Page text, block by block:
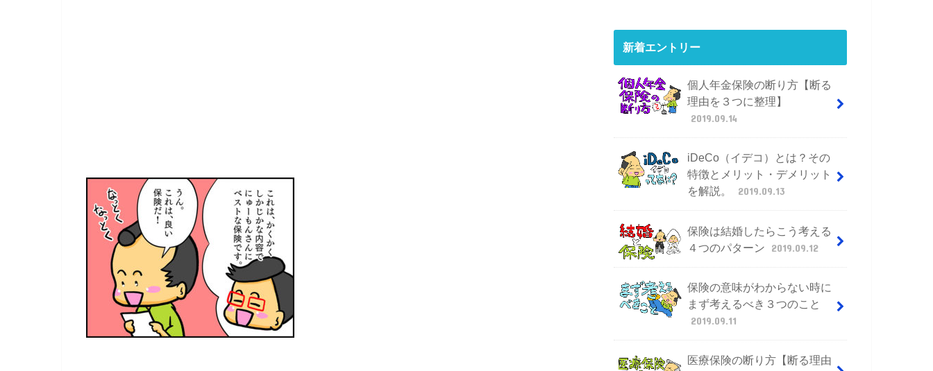
新着エントリー
個人年金保険の断り方【断る
理由を３つに整理】
2019.09.14
iDeCo（イデコ）とは？その
特徴とメリット・デメリット
を解説。
2019.09.13
保険は結婚したらこう考える
４つのパターン
2019.09.12
保険の意味がわからない時に
まず考えるべき３つのこと
2019.09.11
医療保険の断り方【断る理由